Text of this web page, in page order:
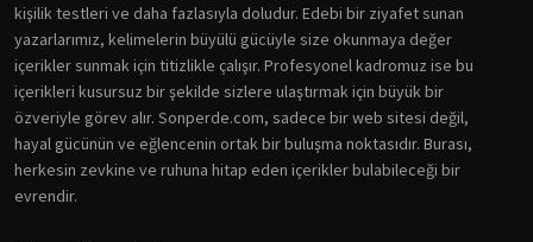
kişilik testleri ve daha fazlasıyla doludur. Edebi bir ziyafet sunan
yazarlarımız, kelimelerin büyülü gücüyle size okunmaya değer
içerikler sunmak için titizlikle çalışır. Profesyonel kadromuz ise bu
içerikleri kusursuz bir şekilde sizlere ulaştırmak için büyük bir
özveriyle görev alır. Sonperde.com, sadece bir web sitesi değil,
hayal gücünün ve eğlencenin ortak bir buluşma noktasıdır. Burası,
herkesin zevkine ve ruhuna hitap eden içerikler bulabileceği bir
evrendir.